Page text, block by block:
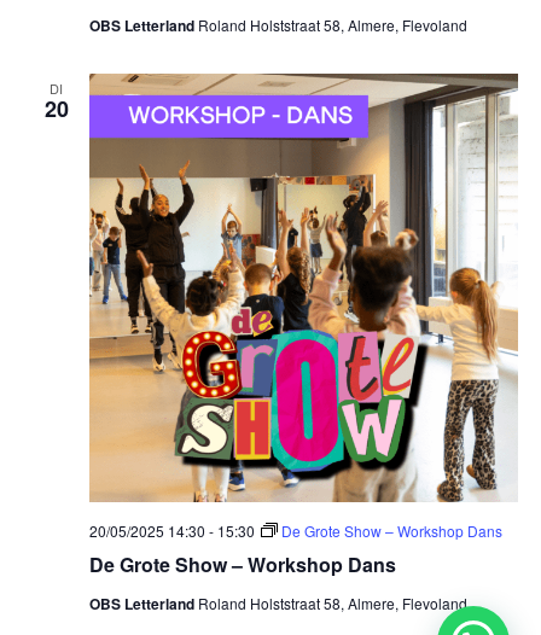
OBS Letterland Roland Holststraat 58, Almere, Flevoland
DI
20
De Grote Show – Workshop Dans
20/05/2025 14:30 - 15:30 De Grote Show – Workshop Dans
OBS Letterland Roland Holststraat 58, Almere, Flevoland